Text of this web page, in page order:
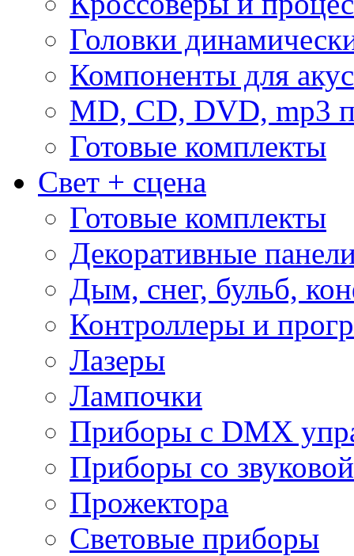
Головки
Компоненты для
MD, CD, DVD, mp3
Готовые комплекты
Свет + сцена
Готовые комплекты
Декоративные
Дым, снег, бульб,
Контроллеры и
Лазеры
Лампочки
Приборы с DMX
Приборы со
Прожектора
Световые приборы